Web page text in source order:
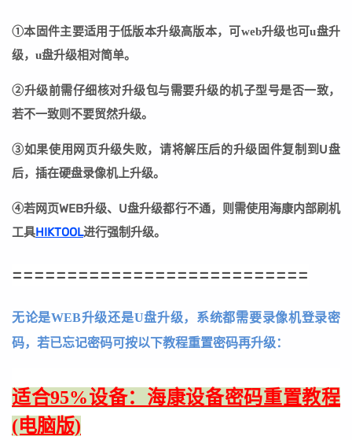
①本固件主要适用于低版本升级高版本，可web升级也可u盘升
级，u盘升级相对简单。
②升级前需仔细核对升级包与需要升级的机子型号是否一致，
若不一致则不要贸然升级。
③如果使用网页升级失败，请将解压后的升级固件复制到U盘
后，插在硬盘录像机上升级。
④若网页WEB升级、U盘升级都行不通，则需使用海康内部刷机
工具HIKTOOL进行强制升级。
===========================
无论是WEB升级还是U盘升级，系统都需要录像机登录密
码，若已忘记密码可按以下教程重置密码再升级：
适合95%设备：海康设备密码重置教程
(电脑版)